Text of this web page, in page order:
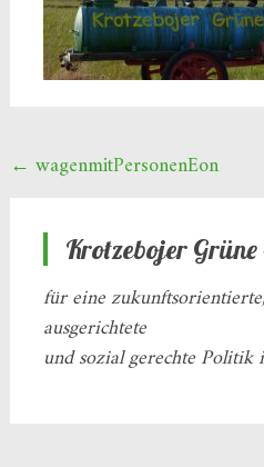
Beitragsnavigation
← wagenmitPersonenEon
Krotzebojer Grüne
für eine
ausgerichtete
und sozial gerechte